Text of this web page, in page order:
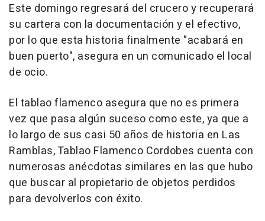
Este domingo regresará del crucero y recuperará
su cartera con la documentación y el efectivo,
por lo que esta historia finalmente "acabará en
buen puerto", asegura en un comunicado el local
de ocio.
El tablao flamenco asegura que no es primera
vez que pasa algún suceso como este, ya que a
lo largo de sus casi 50 años de historia en Las
Ramblas, Tablao Flamenco Cordobes cuenta con
numerosas anécdotas similares en las que hubo
que buscar al propietario de objetos perdidos
para devolverlos con éxito.